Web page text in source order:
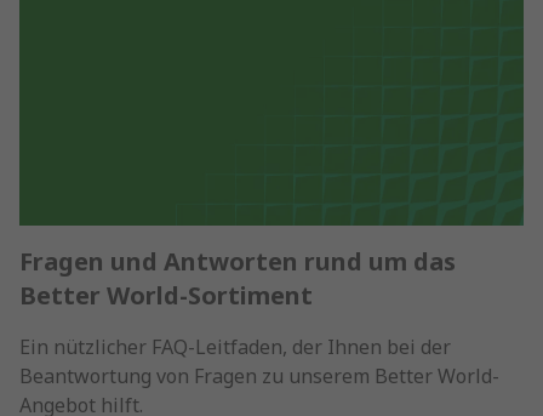
Fragen und Antworten rund um das
Better World-Sortiment
Ein nützlicher FAQ-Leitfaden, der Ihnen bei der
Beantwortung von Fragen zu unserem Better World-
Angebot hilft.